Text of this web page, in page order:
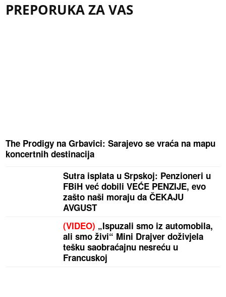
PREPORUKA ZA VAS
The Prodigy na Grbavici: Sarajevo se vraća na mapu
koncertnih destinacija
Sutra isplata u Srpskoj: Penzioneri u
FBiH već dobili VEĆE PENZIJE, evo
zašto naši moraju da ČEKAJU
AVGUST
(VIDEO) „Ispuzali smo iz automobila,
ali smo živi“ Mini Drajver doživjela
tešku saobraćajnu nesreću u
Francuskoj